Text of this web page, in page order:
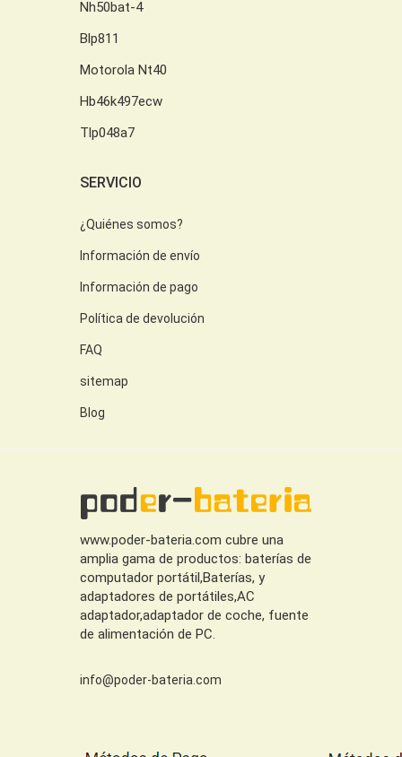
Nh50bat-4
Blp811
Motorola Nt40
Hb46k497ecw
Tlp048a7
SERVICIO
¿Quiénes somos?
Información de envío
Información de pago
Política de devolución
FAQ
sitemap
Blog
www.poder-bateria.com cubre una
amplia gama de productos: baterías de
computador portátil,Baterías, y
adaptadores de portátiles,AC
adaptador,adaptador de coche, fuente
de alimentación de PC.
info@poder-bateria.com